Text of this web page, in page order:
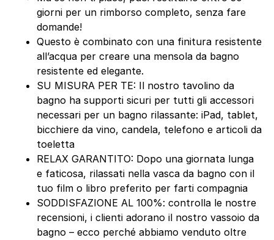
giorni per un rimborso completo, senza fare
domande!
Questo è combinato con una finitura resistente
all’acqua per creare una mensola da bagno
resistente ed elegante.
SU MISURA PER TE: Il nostro tavolino da
bagno ha supporti sicuri per tutti gli accessori
necessari per un bagno rilassante: iPad, tablet,
bicchiere da vino, candela, telefono e articoli da
toeletta
RELAX GARANTITO: Dopo una giornata lunga
e faticosa, rilassati nella vasca da bagno con il
tuo film o libro preferito per farti compagnia
SODDISFAZIONE AL 100%: controlla le nostre
recensioni, i clienti adorano il nostro vassoio da
bagno – ecco perché abbiamo venduto oltre